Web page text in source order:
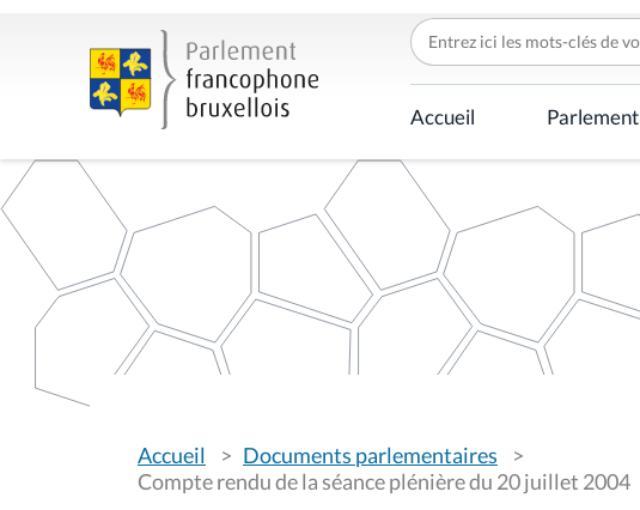
C
h
e
r
c
h
r
p
Accueil Parlement
o
u
s
Accueil
Documents parlementaires
Compte rendu de la séance plénière du 20 juillet 2004